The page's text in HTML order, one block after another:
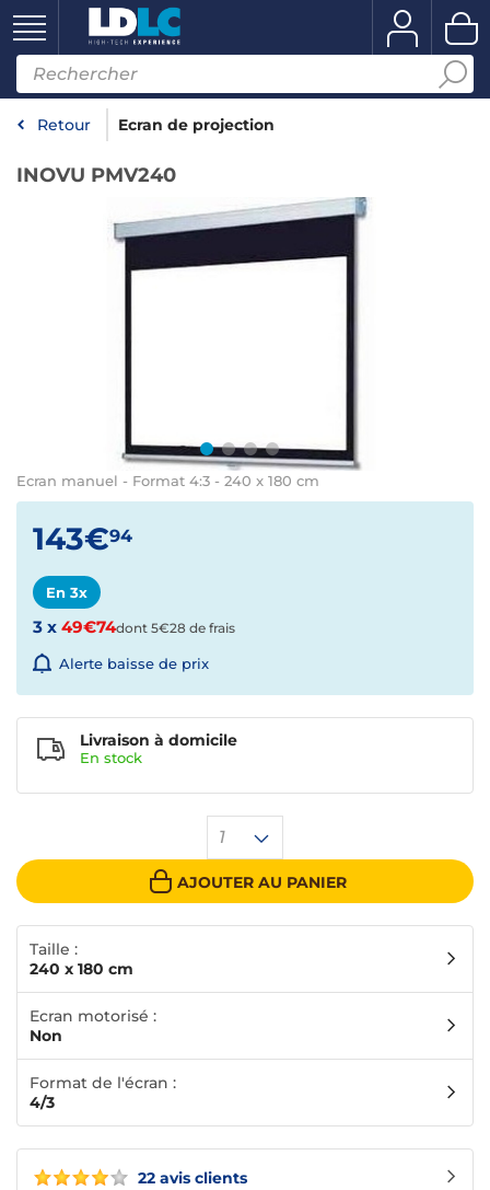
Retour Ecran de projection
INOVU PMV240
Ecran manuel - Format 4:3 - 240 x 180 cm
22 avis clients
143€94
En 3x
3 x 49€74dont 5€28 de frais
Alerte baisse de prix
1
AJOUTER AU PANIER
Livraison à domicile
En stock
Taille :
240 x 180 cm
Ecran motorisé :
Non
Format de l'écran :
4/3